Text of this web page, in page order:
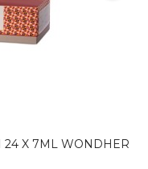
24 X 7ML WONDHER